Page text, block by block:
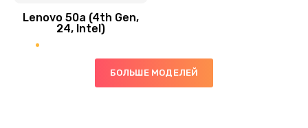
450 руб.
Ремонт цепей питания платы
Lenovo 50a (4th Gen,
24, Intel)
БОЛЬШЕ МОДЕЛЕЙ